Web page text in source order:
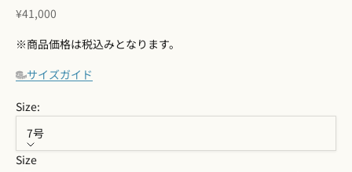
セール価格
¥41,000
※商品価格は税込みとなります。
サイズガイド
Size:
7号
Size